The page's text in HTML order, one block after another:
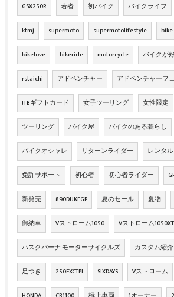
GSX250R 若者 初バイク バイクライフ
ktmj supermoto supermotolifestyle bike
bikelove bikeride motorcycle バイクが
rstaichi アドベンチャー アドベンチャーフ
JTBギフトカード 女子ツーリング 女性限定
ツーリング バイク屋 バイクのある暮らし
バイクオシャレ リターンライダー レンタル
免許サポート 初心者 初心者ライダー
新発売 890DUKEGP 夏のセール 夏物
御納車 Vストローム1050 Vストローム1050XT
ハスクバーナ モーターサイクルズ カスタム紹介
足つき 250EXCTPI SIXDAYS Vストローム